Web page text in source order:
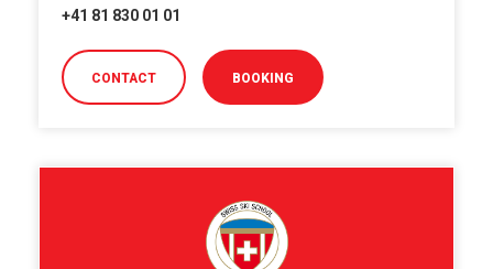
+41 81 830 01 01
CONTACT BOOKING